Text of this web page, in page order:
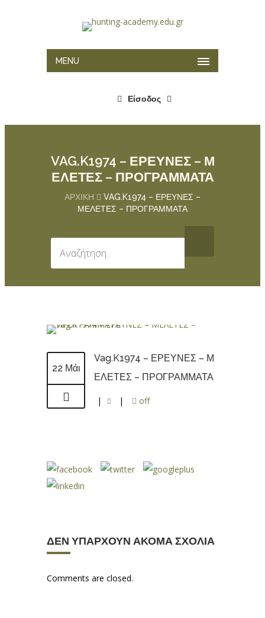
MENU
Είσοδος
VAG.K1974 – ΕΡΕΥΝΕΣ – Μ
ΕΛΕΤΕΣ – ΠΡΟΓΡΑΜΜΑΤΑ
ΑΡΧΙΚΉ
VAG.K1974 – ΕΡΕΥΝΕΣ –
ΜΕΛΕΤΕΣ – ΠΡΟΓΡΑΜΜΑΤΑ
22 Μάι
Vag.K1974 – ΕΡΕΥΝΕΣ – Μ
ΕΛΕΤΕΣ – ΠΡΟΓΡΑΜΜΑΤΑ
| | off
ΔΕΝ ΥΠΆΡΧΟΥΝ ΑΚΌΜΑ ΣΧΌΛΙΑ
Comments are closed.